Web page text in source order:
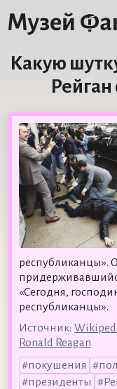
Какую
Рейган
республиканцы».
«Сегодня,
республиканцы».
Источник:
Ronald Reagan
покушения
президенты